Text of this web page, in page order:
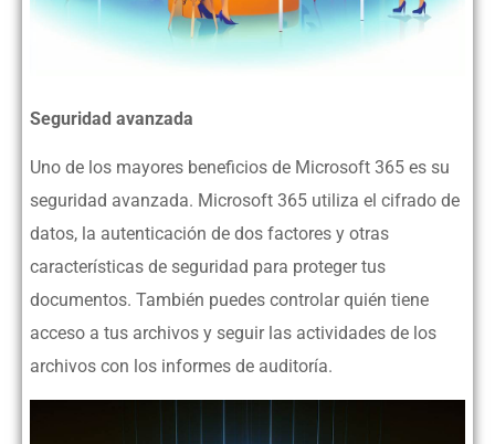
Seguridad avanzada
Uno de los mayores beneficios de Microsoft 365 es su
seguridad avanzada. Microsoft 365 utiliza el cifrado de
datos, la autenticación de dos factores y otras
características de seguridad para proteger tus
documentos. También puedes controlar quién tiene
acceso a tus archivos y seguir las actividades de los
archivos con los informes de auditoría.